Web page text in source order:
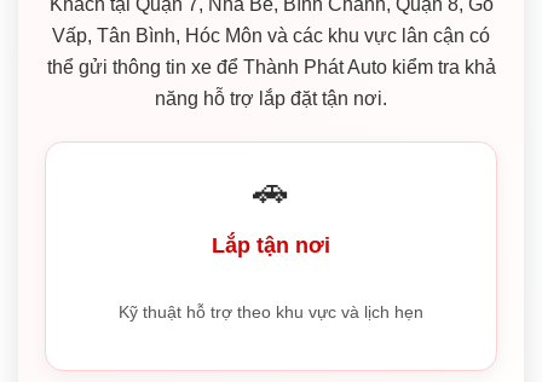
Khách tại Quận 7, Nhà Bè, Bình Chánh, Quận 8, Gò
Vấp, Tân Bình, Hóc Môn và các khu vực lân cận có
thể gửi thông tin xe để Thành Phát Auto kiểm tra khả
năng hỗ trợ lắp đặt tận nơi.
🚗
Lắp tận nơi
Kỹ thuật hỗ trợ theo khu vực và lịch hẹn